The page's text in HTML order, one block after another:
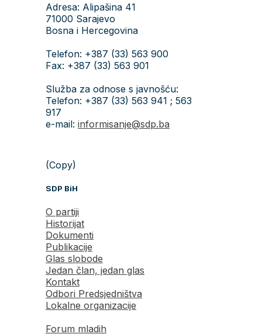
Adresa: Alipašina 41
71000 Sarajevo
Bosna i Hercegovina
Telefon: +387 (33) 563 900
Fax: +387 (33) 563 901
Služba za odnose s javnošću:
Telefon: +387 (33) 563 941 ; 563
917
e-mail: informisanje@sdp.ba
(Copy)
SDP BiH
O partiji
Historijat
Dokumenti
Publikacije
Glas slobode
Jedan član, jedan glas
Kontakt
Odbori Predsjedništva
Lokalne organizacije
Forum mladih